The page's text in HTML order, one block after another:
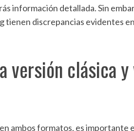
información detallada. Sin
tienen discrepancias evidentes
clásica y
ambos formatos, es importante